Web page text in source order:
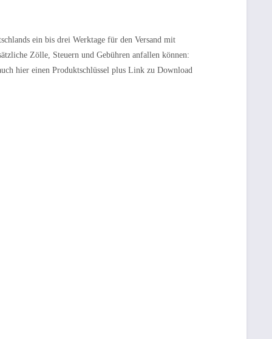
ein bis drei Werktage für den Versand mit
Zölle, Steuern und Gebühren anfallen können:
hier einen Produktschlüssel plus Link zu Download